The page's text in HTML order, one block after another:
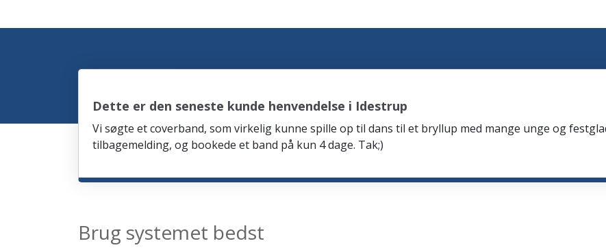
Dette er den seneste kunde henvendelse i Idestrup
Vi søgte et coverband, som virkelig kunne spille op til dans til et bryllup med mange unge og
tilbagemelding, og bookede et band på kun 4 dage. Tak;)
Brug systemet bedst